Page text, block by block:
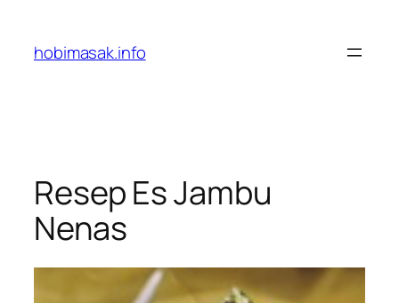
content
hobimasak.info
Resep Es Jambu
Nenas